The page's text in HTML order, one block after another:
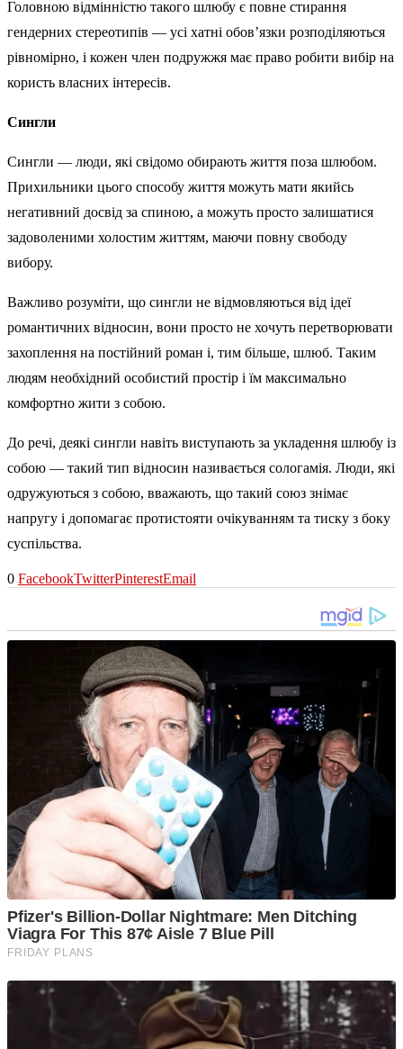
Головною відмінністю такого шлюбу є повне стирання
гендерних стереотипів — усі хатні обов’язки розподіляються
рівномірно, і кожен член подружжя має право робити вибір на
користь власних інтересів.
Сингли
Сингли — люди, які свідомо обирають життя поза шлюбом.
Прихильники цього способу життя можуть мати якийсь
негативний досвід за спиною, а можуть просто залишатися
задоволеними холостим життям, маючи повну свободу
вибору.
Важливо розуміти, що сингли не відмовляються від ідеї
романтичних відносин, вони просто не хочуть перетворювати
захоплення на постійний роман і, тим більше, шлюб. Таким
людям необхідний особистий простір і їм максимально
комфортно жити з собою.
До речі, деякі сингли навіть виступають за укладення шлюбу із
собою — такий тип відносин називається сологамія. Люди, які
одружуються з собою, вважають, що такий союз знімає
напругу і допомагає протистояти очікуванням та тиску з боку
суспільства.
0 FacebookTwitterPinterestEmail